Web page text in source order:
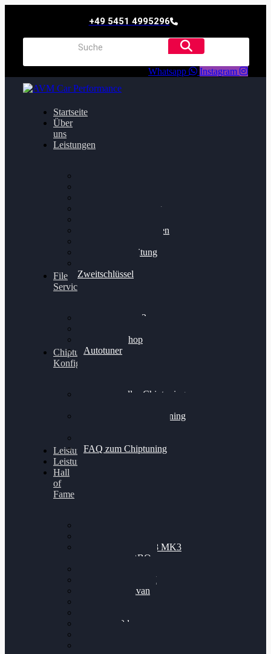
+49 5451 4995296
Whatsapp Instagram
Startseite
Über
uns
Leistungen
Getriebeoptimierung
Bremsscheiben planen
Felgenaufbereitung
Zweitschlüssel
File
Service
Alientech Kess3
Alientech Shop
Autotuner
Chiptuning
Konfigurator
Professionelles Chiptuning
Professionelles Chiptuning
FAQ zum Chiptuning
Leistungsmessung
Leistungsprüfstand
Hall
of
Fame
Nissan GT-R35 3.8 MK3
V6 TWINTURBO
VW Passat 2.0TDI
VW T6 Multivan
BMW 120d